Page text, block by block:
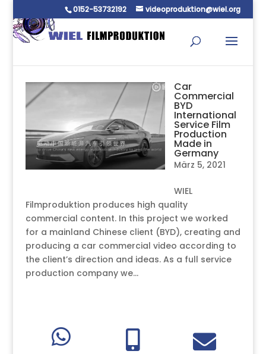
0152-53732192 videoproduktion@wiel.org
Car
Commercial
BYD
International
Service Film
Production
Made in
Germany
März 5, 2021
WIEL
Filmproduktion produces high quality
commercial content. In this project we worked
for a mainland Chinese client (BYD), creating and
producing a car commercial video according to
the client’s direction and ideas. As a full service
production company we...
  